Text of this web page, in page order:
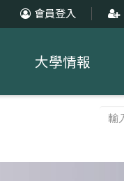
會員登入
大學情報